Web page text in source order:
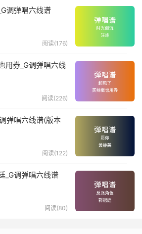
调弹唱六线谱
阅读(176)
用券_G调弹唱六线
阅读(226)
弹唱六线谱(版本
阅读(122)
_G调弹唱六线谱
阅读(80)